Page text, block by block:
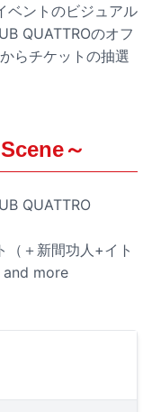
ベントのビジュアル
QUATTROのオフ
らチケットの抽選
～
QUATTRO
（＋新間功人+イト
and more